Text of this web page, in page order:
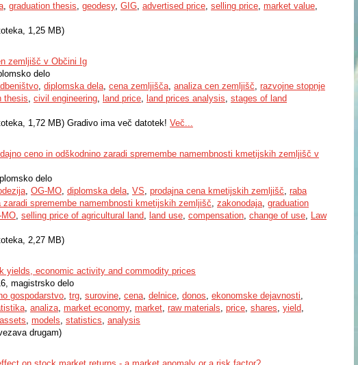
, graduation thesis, geodesy, GIG, advertised price, selling price, market value,
1,25 MB)
zemljišč v Občini Ig
delo
, diplomska dela, cena zemljišča, analiza cen zemljišč, razvojne stopnje
thesis, civil engineering, land price, land prices analysis, stages of land
1,72 MB) Gradivo ima več datotek! Več...
ceno in odškodnino zaradi spremembe namembnosti kmetijskih zemljišč v
delo
, OG-MO, diplomska dela, VS, prodajna cena kmetijskih zemljišč, raba
zaradi spremembe namembnosti kmetijskih zemljišč, zakonodaja, graduation
, selling price of agricultural land, land use, compensation, change of use, Law
2,27 MB)
yields, economic activity and commodity prices
magistrsko delo
gospodarstvo, trg, surovine, cena, delnice, donos, ekonomske dejavnosti,
, analiza, market economy, market, raw materials, price, shares, yield,
assets, models, statistics, analysis
drugam)